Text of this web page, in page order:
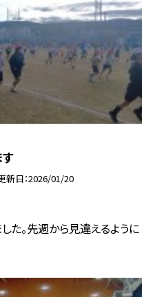
新日 2026/01/20
た。先週から見違えるように